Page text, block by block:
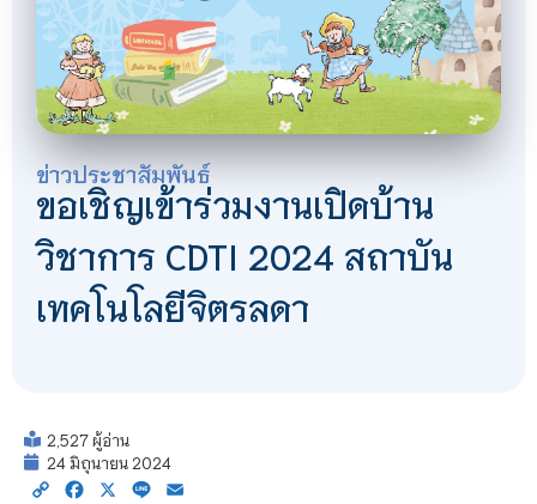
ข่าวประชาสัมพันธ์
ขอเชิญเข้าร่วมงานเปิดบ้าน
วิชาการ CDTI 2024 สถาบัน
เทคโนโลยีจิตรลดา
2,527 ผู้อ่าน
24 มิถุนายน 2024
Copy Facebook
X Line